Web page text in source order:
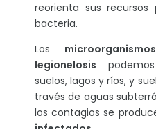
reorienta sus
bacteria.
Los
legionelosis
suelos, lagos y ríos, y
través de aguas
los contagios se